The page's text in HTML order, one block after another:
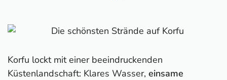
Korfu lockt mit einer beeindruckenden
Küstenlandschaft: Klares Wasser, einsame